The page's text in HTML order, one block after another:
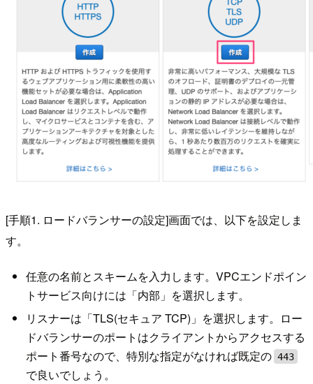
[手順1. ロードバランサーの設定]画面では、以下を設定しま
す。
任意の名前とスキームを入力します。VPCエンドポイン
トサービス向けには「内部」を選択します。
リスナーは「TLS(セキュア TCP)」を選択します。ロー
ドバランサーのポートはクライアントからアクセスする
ポート番号なので、特別な指定がなければ既定の 443
で良いでしょう。